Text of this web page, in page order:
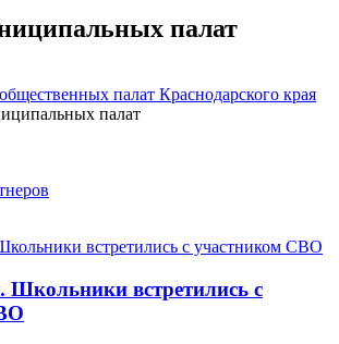
палат
палат Краснодарского края
палат
встретились с